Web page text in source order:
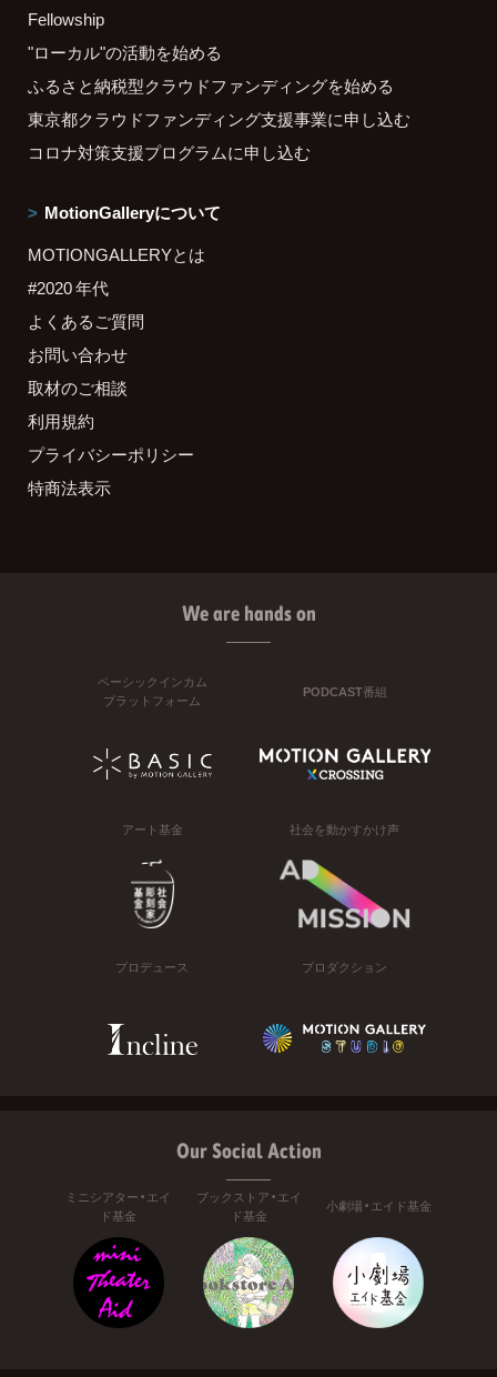
Fellowship
"ローカル"の活動を始める
ふるさと納税型クラウドファンディングを始める
東京都クラウドファンディング支援事業に申し込む
コロナ対策支援プログラムに申し込む
MotionGalleryについて
MOTIONGALLERYとは
#2020 年代
よくあるご質問
お問い合わせ
取材のご相談
利用規約
プライバシーポリシー
特商法表示
We are hands on
ベーシックインカム
プラットフォーム
PODCAST番組
アート基金 社会を動かすかけ声
プロデュース プロダクション
Our Social Action
ミニシアター・エイ
ド基金
ブックストア・エイ
ド基金
小劇場・エイド基金